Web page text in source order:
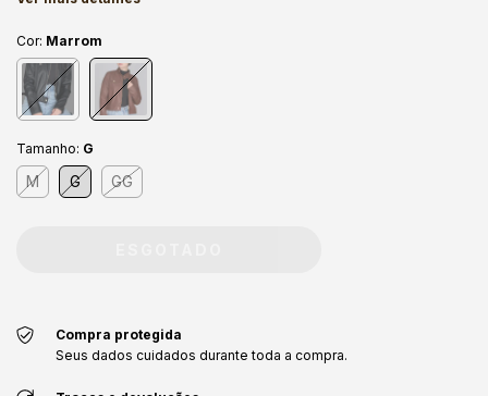
Cor: Marrom
Tamanho: G
M G GG
Compra protegida
Seus dados cuidados durante toda a compra.